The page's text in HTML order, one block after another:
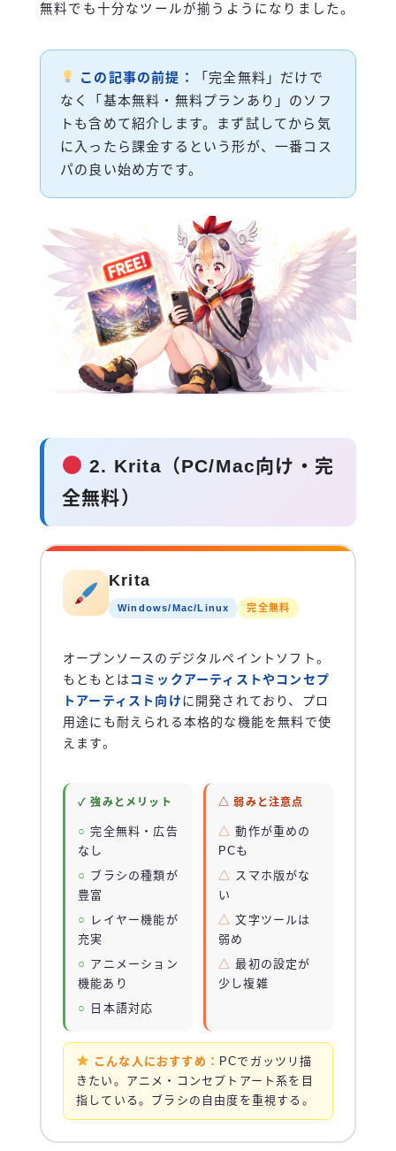
無料でも十分なツールが揃うようになりました。
この記事の前提：
「完全無料」だけで
なく「基本無料・無料プランあり」のソフ
トも含めて紹介します。まず試してから気
に入ったら課金するという形が、一番コス
パの良い始め方です。
2. Krita（PC/Mac向け・完
全無料）
Krita
Windows/Mac/Linux 完全無料
オープンソースのデジタルペイントソフト。
もともとは コミックアーティストやコンセプ
トアーティスト向けに開発されており、プロ
用途にも耐えられる本格的な機能を無料で使
えます。
✓ 強みとメリット
完全無料・広告
なし
ブラシの種類が
豊富
レイヤー機能が
充実
アニメーション
機能あり
日本語対応
△ 弱みと注意点
動作が重めの
PCも
スマホ版がな
い
文字ツールは
弱め
最初の設定が
少し複雑
こんな人におすすめ： PCでガッツリ描
きたい。アニメ・コンセプトアート系を目
指している。ブラシの自由度を重視する。